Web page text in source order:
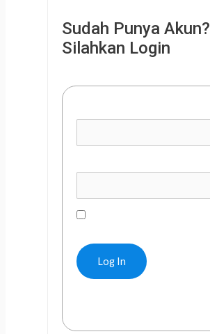
Sudah Punya Akun?
Silahkan Login
Remember Me